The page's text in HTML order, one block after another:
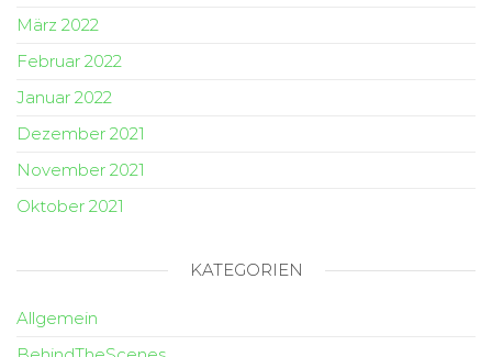
März 2022
Februar 2022
Januar 2022
Dezember 2021
November 2021
Oktober 2021
KATEGORIEN
Allgemein